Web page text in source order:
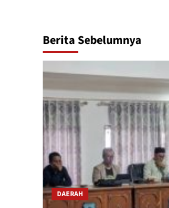
Berita Sebelumnya
DAERAH